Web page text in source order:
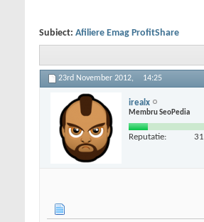
Subiect: Afiliere Emag ProfitShare
23rd November 2012, 14:25
irealx
Membru SeoPedia
Reputatie: 31